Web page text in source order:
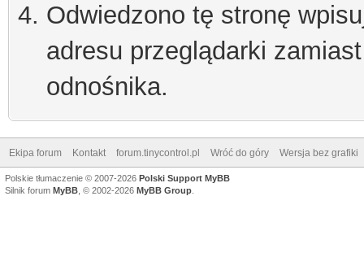
Odwiedzono tę stronę
adresu przeglądarki
odnośnika.
Ekipa forum Kontakt forum.tinycontrol.pl Wróć do góry Wersja bez grafiki
Polskie tłumaczenie © 2007-2026 Polski Support MyBB
Silnik forum MyBB , © 2002-2026 MyBB Group